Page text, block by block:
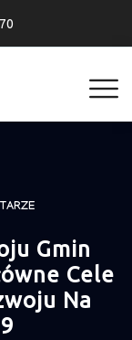
Gmin
Cele
Na